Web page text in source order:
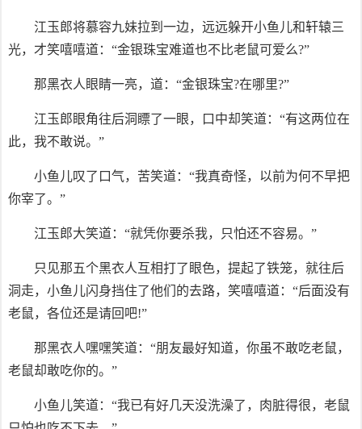
江玉郎将慕容九妹拉到一边，远远躲开小鱼儿和轩辕三
光，才笑嘻嘻道：“金银珠宝难道也不比老鼠可爱么?”
那黑衣人眼睛一亮，道：“金银珠宝?在哪里?”
江玉郎眼角往后洞瞟了一眼，口中却笑道：“有这两位在
此，我不敢说。”
小鱼儿叹了口气，苦笑道：“我真奇怪，以前为何不早把
你宰了。”
江玉郎大笑道：“就凭你要杀我，只怕还不容易。”
只见那五个黑衣人互相打了眼色，提起了铁笼，就往后
洞走，小鱼儿闪身挡住了他们的去路，笑嘻嘻道：“后面没有
老鼠，各位还是请回吧!”
那黑衣人嘿嘿笑道：“朋友最好知道，你虽不敢吃老鼠，
老鼠却敢吃你的。”
小鱼儿笑道：“我已有好几天没洗澡了，肉脏得很，老鼠